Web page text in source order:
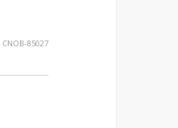
CNOB-85027